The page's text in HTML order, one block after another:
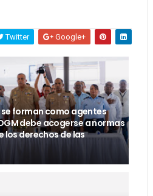
Twitter Google+
se forman como agentes
debe acogerse a normas
los derechos de las